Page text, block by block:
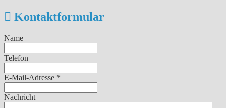
Kontaktformular
Name
Telefon
E-Mail-Adresse *
Nachricht